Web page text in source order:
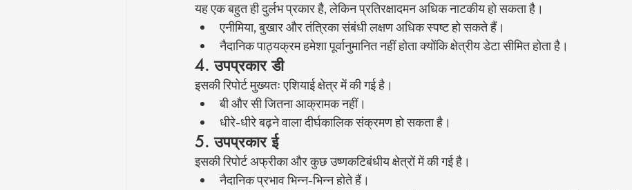
यह एक बहुत ही दुर्लभ प्रकार है, लेकिन प्रतिरक्षादमन अधिक नाटकीय हो सकता है।
एनीमिया, बुखार और तंत्रिका संबंधी लक्षण अधिक स्पष्ट हो सकते हैं।
नैदानिक पाठ्यक्रम हमेशा पूर्वानुमानित नहीं होता क्योंकि क्षेत्रीय डेटा सीमित होता है।
4. उपप्रकार डी
इसकी रिपोर्ट मुख्यतः एशियाई क्षेत्र में की गई है।
बी और सी जितना आक्रामक नहीं।
धीरे-धीरे बढ़ने वाला दीर्घकालिक संक्रमण हो सकता है।
5. उपप्रकार ई
इसकी रिपोर्ट अफ्रीका और कुछ उष्णकटिबंधीय क्षेत्रों में की गई है।
नैदानिक प्रभाव भिन्न-भिन्न होते हैं।